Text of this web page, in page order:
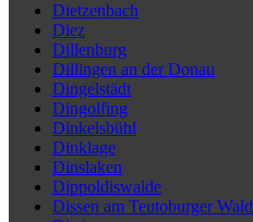
Dietzenbach
Diez
Dillenburg
Dillingen an der Donau
Dingelstädt
Dingolfing
Dinkelsbühl
Dinklage
Dinslaken
Dippoldiswalde
Dissen am Teutoburger Wald